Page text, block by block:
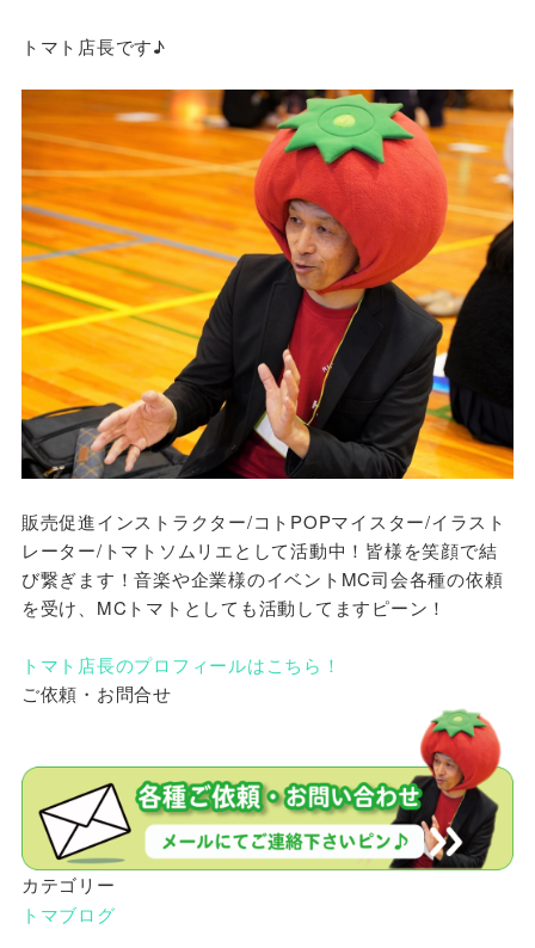
トマト店長です♪
販売促進インストラクター/コトPOPマイスター/イラスト
レーター/トマトソムリエとして活動中！皆様を笑顔で結
び繋ぎます！音楽や企業様のイベントMC司会各種の依頼
を受け、MCトマトとしても活動してますピーン！
トマト店長のプロフィールはこちら！
ご依頼・お問合せ
カテゴリー
トマブログ